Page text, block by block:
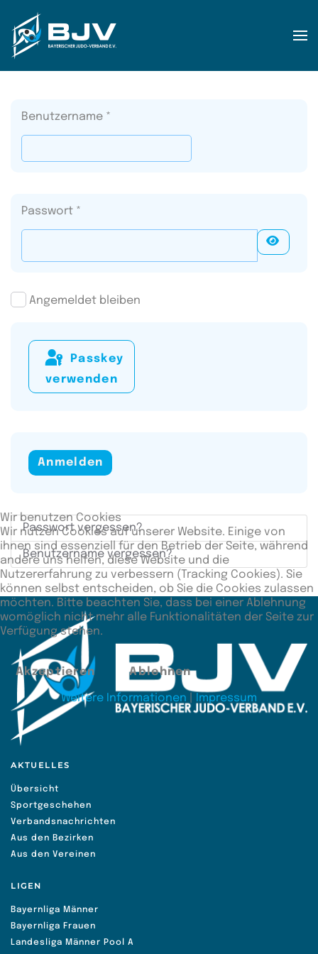
Zum Hauptinhalt springen
Benutzername *
Passwort *
Angemeldet bleiben
verwenden
Anmelden
Passwort vergessen?
Benutzername vergessen?
AKTUELLES
Übersicht
Sportgeschehen
Verbandsnachrichten
Aus den Bezirken
Aus den Vereinen
LIGEN
Bayernliga Männer
Bayernliga Frauen
Landesliga Männer Pool A
Wir benutzen Cookies
Wir nutzen Cookies auf unserer Website. Einige von
ihnen sind essenziell für den Betrieb der Seite, während
andere uns helfen, diese Website und die
Nutzererfahrung zu verbessern (Tracking Cookies). Sie
können selbst entscheiden, ob Sie die Cookies zulassen
möchten. Bitte beachten Sie, dass bei einer Ablehnung
womöglich nicht mehr alle Funktionalitäten der Seite zur
Verfügung stehen.
Akzeptieren Ablehnen
Weitere Informationen Impressum